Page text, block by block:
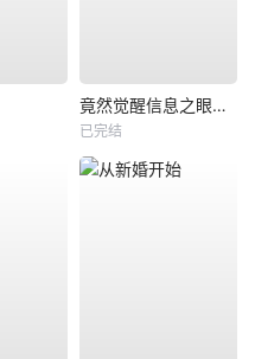
竟然觉醒信息之眼，我转身进入反派大营
已完结